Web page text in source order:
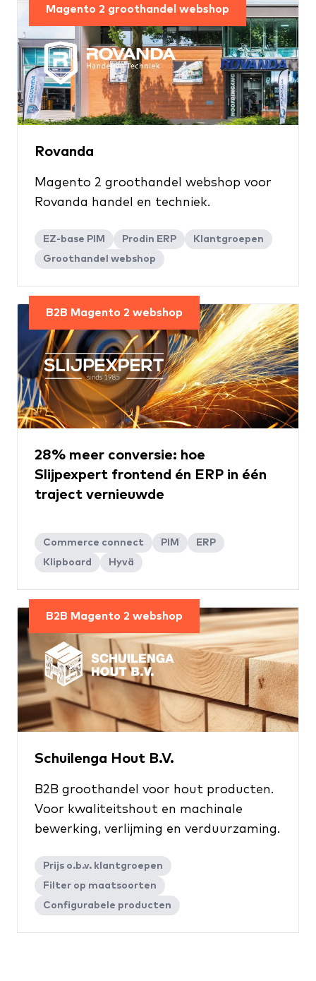
Magento 2 groothandel webshop
Rovanda
Magento 2 groothandel webshop voor
Rovanda handel en techniek.
EZ-base PIM Prodin ERP
Klantgroepen
Groothandel webshop
B2B Magento 2 webshop
28% meer conversie: hoe
Slijpexpert frontend én ERP in één
traject vernieuwde
Commerce connect PIM
ERP
Klipboard
Hyvä
B2B Magento 2 webshop
Schuilenga Hout B.V.
B2B groothandel voor hout producten.
Voor kwaliteitshout en machinale
bewerking, verlijming en verduurzaming.
Prijs o.b.v. klantgroepen
Filter op maatsoorten
Configurabele producten